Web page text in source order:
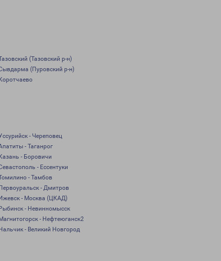
(Тазовский р-н)
(Пуровский р-н)
- Череповец
- Таганрог
- Боровичи
- Ессентуки
- Тамбов
- Дмитров
- Москва (ЦКАД)
- Невинномысск
- Нефтеюганск2
- Великий Новгород